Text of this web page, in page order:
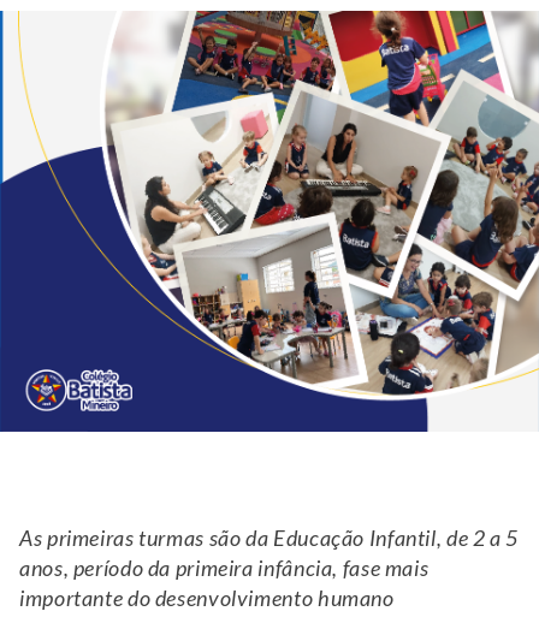
As primeiras turmas são da Educação Infantil, de 2 a 5
anos, período da primeira infância, fase mais
importante do desenvolvimento humano